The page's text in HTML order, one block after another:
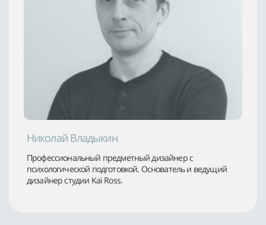
Николай Владыкин
Профессиональный предметный дизайнер с
психологической подготовкой. Основатель и ведущий
дизайнер студии Kai Ross.